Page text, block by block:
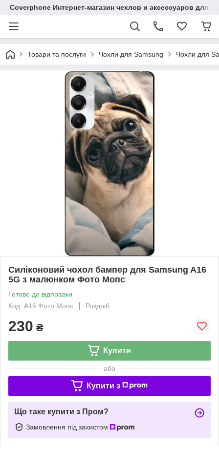
Coverphone Интернет-магазин чехлов и аксессуаров для
Товари та послуги Чохли для Samsung Чохли для
Силіконовий чохол бампер для Samsung A16
5G з малюнком Фото Мопс
Готово до відправки
Код: A16 Фото Мопс
Роздріб
230 ₴
Купити
або
Купити з
Що таке купити з Пром?
Замовлення під захистом